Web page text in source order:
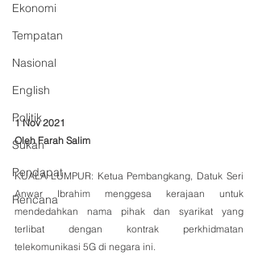
Ekonomi
Tempatan
Nasional
English
Politik
Sukan
Pendapat
Rencana
1 Nov 2021
Oleh Farah Salim
KUALA LUMPUR: Ketua Pembangkang, Datuk Seri
Anwar Ibrahim menggesa kerajaan untuk
mendedahkan nama pihak dan syarikat yang
terlibat dengan kontrak perkhidmatan
telekomunikasi 5G di negara ini.